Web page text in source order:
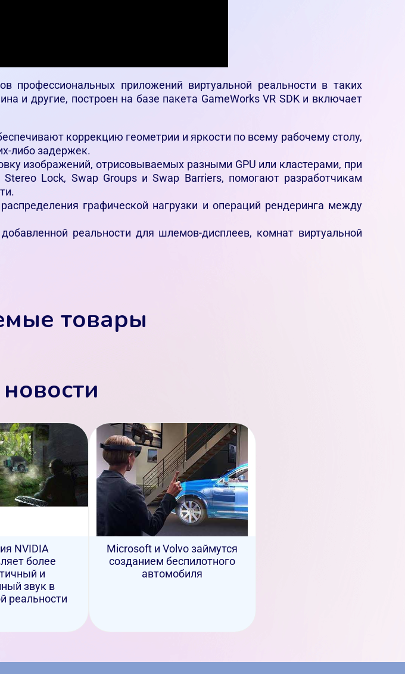
профессиональных приложений виртуальной реальности в таких
и другие, построен на базе пакета GameWorks VR SDK и включает
коррекцию геометрии и яркости по всему рабочему столу,
либо задержек.
изображений, отрисовываемых разными GPU или кластерами, при
Lock, Swap Groups и Swap Barriers, помогают разработчикам
графической нагрузки и операций рендеринга между
реальности для шлемов-дисплеев, комнат виртуальной
товары
NVIDIA
более
и
звук в
реальности
Microsoft и Volvo займутся
созданием беспилотного
автомобиля